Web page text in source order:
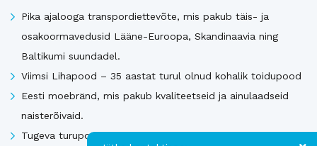
Pika ajalooga transpordiettevõte, mis pakub täis- ja
osakoormavedusid Lääne-Euroopa, Skandinaavia ning
Baltikumi suundadel.
Viimsi Lihapood – 35 aastat turul olnud kohalik toidupood
Eesti moebränd, mis pakub kvaliteetseid ja ainulaadseid
naisterõivaid.
Tugeva turupositsiooniga 3D printimise ja seadmetega